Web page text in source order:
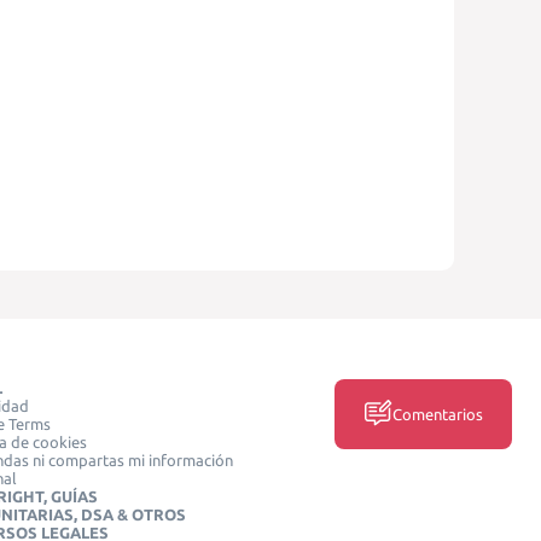
Terms
de cookies
ni compartas mi información
GUÍAS
DSA & OTROS
LEGALES
Comentarios